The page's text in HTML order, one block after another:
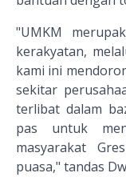
"UMKM
kerakyatan,
kami ini
sekitar
terlibat dalam
pas untuk
masyarakat
puasa," tandas